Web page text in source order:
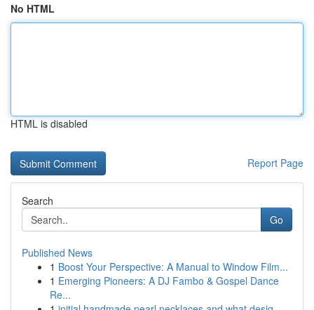
No HTML
HTML is disabled
Report Page
Search
Go
Published News
1 Boost Your Perspective: A Manual to Window Film...
1 Emerging Pioneers: A DJ Fambo & Gospel Dance
Re...